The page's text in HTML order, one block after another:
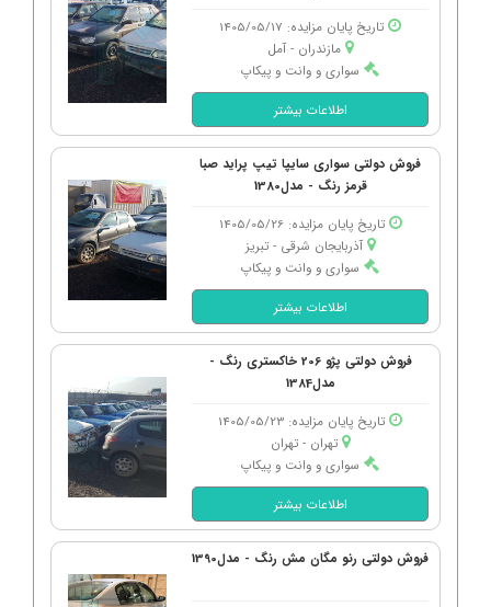
تاریخ پایان مزایده: 1405/05/17
مازندران - آمل
سواری و وانت و پیکاپ
اطلاعات بیشتر
فروش دولتی سواری سایپا تیپ پراید صبا
قرمز رنگ - مدل1380
تاریخ پایان مزایده: 1405/05/26
آذربایجان شرقی - تبریز
سواری و وانت و پیکاپ
اطلاعات بیشتر
فروش دولتی پژو 206 خاکستری رنگ -
مدل1384
تاریخ پایان مزایده: 1405/05/23
تهران - تهران
سواری و وانت و پیکاپ
اطلاعات بیشتر
فروش دولتی رنو مگان مش رنگ - مدل1390